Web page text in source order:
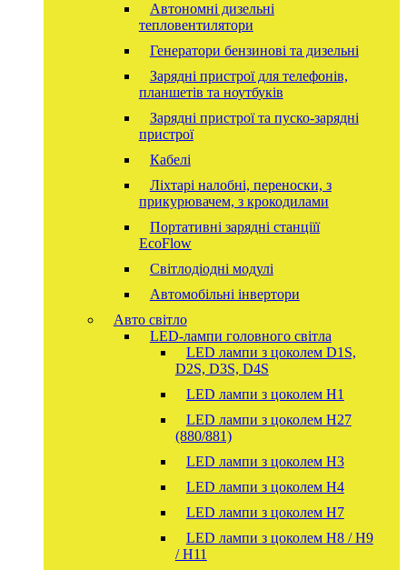
Автономні дизельні
тепловентилятори
Генератори бензинові та дизельні
Зарядні пристрої для телефонів,
планшетів та ноутбуків
Зарядні пристрої та пуско-зарядні
пристрої
Кабелі
Ліхтарі налобні, переноски, з
прикурювачем, з крокодилами
Портативні зарядні станціїї
EcoFlow
Світлодіодні модулі
Автомобільні інвертори
Авто світло
LED-лампи головного світла
LED лампи з цоколем D1S,
D2S, D3S, D4S
LED лампи з цоколем H1
LED лампи з цоколем H27
(880/881)
LED лампи з цоколем H3
LED лампи з цоколем H4
LED лампи з цоколем H7
LED лампи з цоколем H8 / H9
/ H11